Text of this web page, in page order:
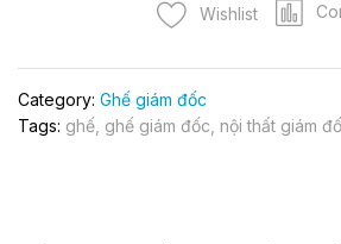
Wishlist
Category: Ghế giám đốc
Tags: ghế ghế giám đốc nội thất giám